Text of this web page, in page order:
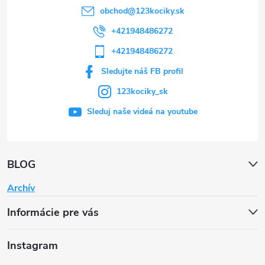
BLOG
Archív
Informácie pre vás
obchod@123kociky.sk
+421948486272
+421948486272
Sledujte náš FB profil
123kociky_sk
Sleduj naše videá na youtube
Instagram